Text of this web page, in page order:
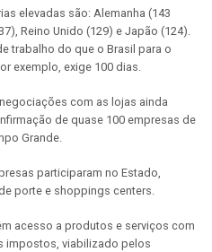
elevadas são: Alemanha (143
Reino Unido (129) e Japão (124).
trabalho do que o Brasil para o
exemplo, exige 100 dias.
com as lojas ainda
de quase 100 empresas de
Grande.
participaram no Estado,
porte e shoppings centers.
acesso a produtos e serviços com
impostos, viabilizado pelos